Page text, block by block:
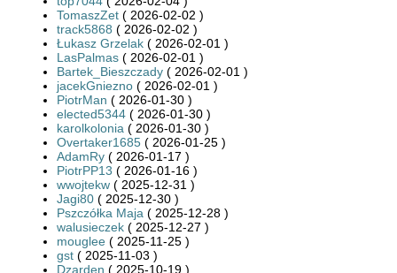
TomaszZet ( 2026-02-02 )
track5868 ( 2026-02-02 )
Łukasz Grzelak ( 2026-02-01 )
LasPalmas ( 2026-02-01 )
Bartek_Bieszczady ( 2026-02-01 )
jacekGniezno ( 2026-02-01 )
PiotrMan ( 2026-01-30 )
elected5344 ( 2026-01-30 )
karolkolonia ( 2026-01-30 )
Overtaker1685 ( 2026-01-25 )
AdamRy ( 2026-01-17 )
PiotrPP13 ( 2026-01-16 )
wwojtekw ( 2025-12-31 )
Jagi80 ( 2025-12-30 )
Pszczółka Maja ( 2025-12-28 )
walusieczek ( 2025-12-27 )
mouglee ( 2025-11-25 )
gst ( 2025-11-03 )
Dzarden ( 2025-10-19 )